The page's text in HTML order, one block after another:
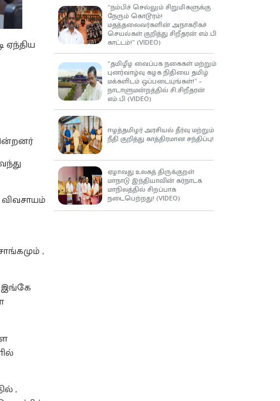
ஏந்திய
,
இங்கே
,
“நம்பிச் செல்லும் சிறுமிகளுக்கு
நேரும் கொடூரம்!
மதத்தலைவர்களின் அநாகரிகச்
செயல்கள் குறித்து சிறீதரன் எம்.பி
காட்டம்!” (VIDEO)
“தமிழீழ வைப்பக நகைகள் மற்றும்
புனர்வாழ்வு கழக நிதியை தமிழ்
மக்களிடம் ஒப்படையுங்கள்!” –
நாடாளுமன்றத்தில் சி.சிறீதரன்
எம்.பி (VIDEO)
ஈழத்தமிழர் அரசியல் தீர்வு மற்றும்
நீதி குறித்து காத்திரமான சந்திப்பு!
ஏழாவது உலகத் திருக்குறள்
மாநாடு இந்தியாவின் கர்நாடக
மாநிலத்தில் சிறப்பாக
நடைபெற்றது! (VIDEO)